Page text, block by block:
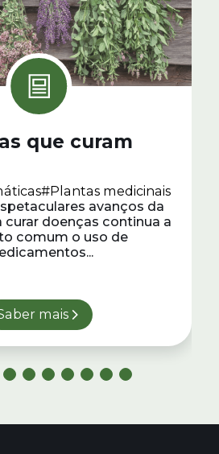
que curam
#Plantas medicinais
avanços da
curar doenças continua a
comum o uso de
mais